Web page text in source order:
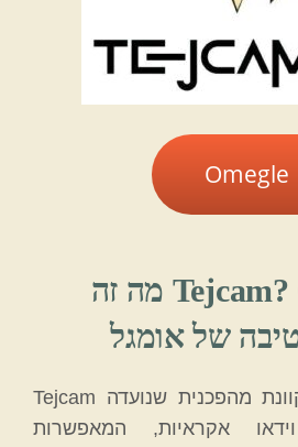
Omegle
מה זה Tejcam? Omegle
של אומגל
Tejcam היא פלטפורמה מקוונת מהפכנית שנועדה
אקראיות, המאפשרות